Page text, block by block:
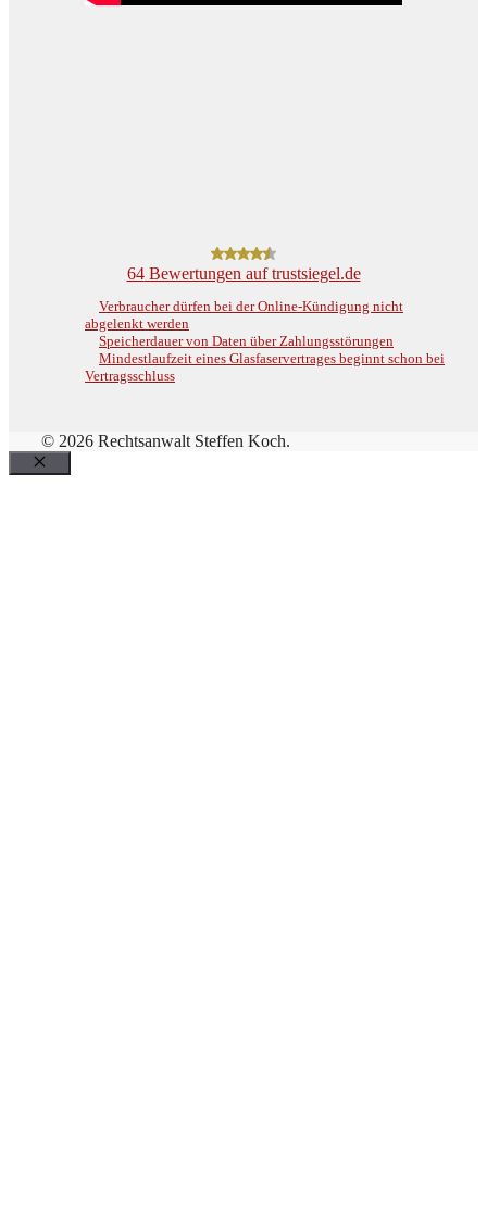
64Bewertungen auf trustsiegel.de
Verbraucher dürfen bei der Online-Kündigung nicht
abgelenkt werden
Speicherdauer von Daten über Zahlungsstörungen
Mindestlaufzeit eines Glasfaservertrages beginnt schon bei
Vertragsschluss
© 2026 Rechtsanwalt Steffen Koch.
Schließen